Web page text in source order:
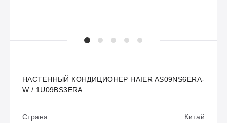
НАСТЕННЫЙ КОНДИЦИОНЕР HAIER AS09NS6ERA-
W / 1U09BS3ERA
Страна
Китай